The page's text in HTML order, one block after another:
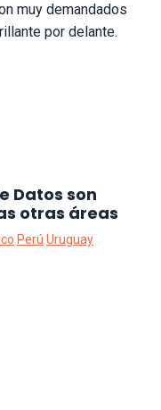
muy demandados
por delante.
Datos son
otras áreas
Perú Uruguay